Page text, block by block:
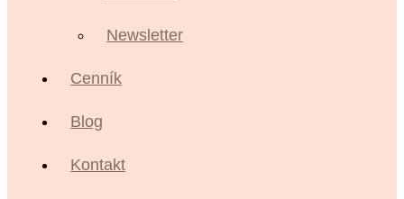
Newsletter
Cenník
Blog
Kontakt